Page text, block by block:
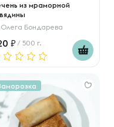
из мраморной
Олега Бондарева
/ 500 г.